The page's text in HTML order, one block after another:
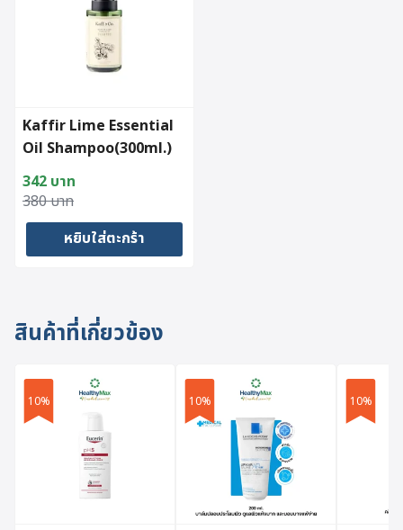
Kaffir Lime Essential
Oil Shampoo(300ml.)
380บาท
Original
price
342 บาท
Current
price
หยิบใส่ตะกร้า
สินค้าที่เกี่ยวข้อง
10% 10% 10%